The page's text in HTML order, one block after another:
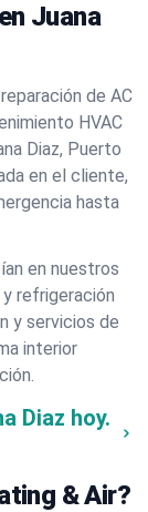
Juana
de AC
HVAC
Diaz, Puerto
en el cliente,
hasta
en nuestros
refrigeración
y servicios de
interior
Diaz hoy.
& Air?